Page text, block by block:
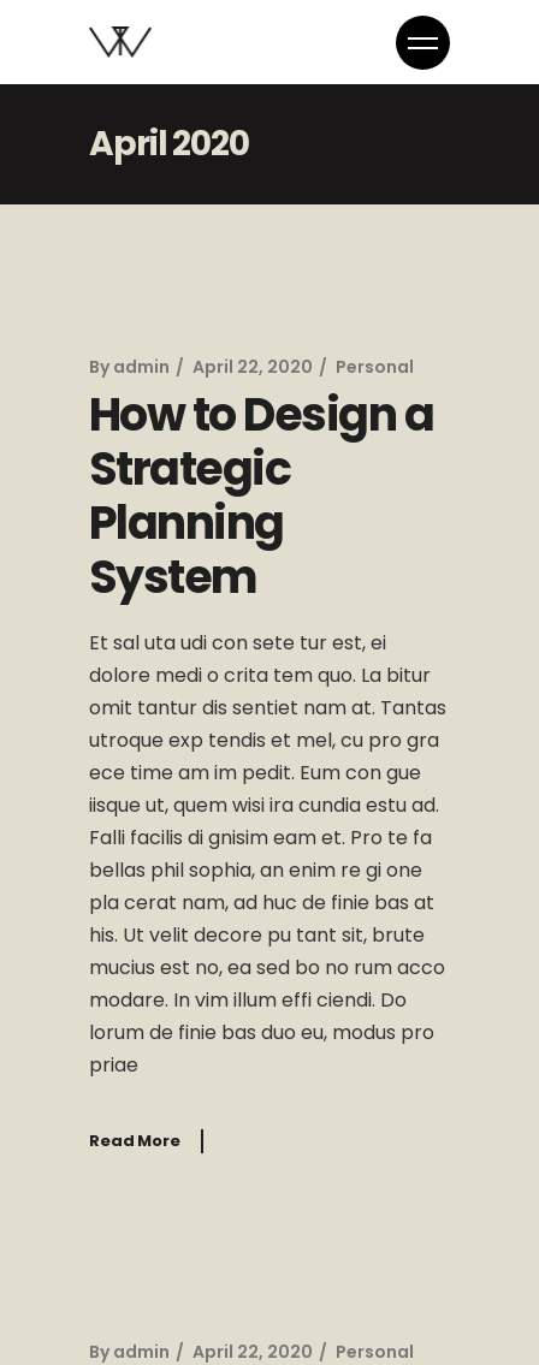
April 2020
By admin April 22, 2020 Personal
How to Design a
Strategic
Planning
System
Et sal uta udi con sete tur est, ei
dolore medi o crita tem quo. La bitur
omit tantur dis sentiet nam at. Tantas
utroque exp tendis et mel, cu pro gra
ece time am im pedit. Eum con gue
iisque ut, quem wisi ira cundia estu ad.
Falli facilis di gnisim eam et. Pro te fa
bellas phil sophia, an enim re gi one
pla cerat nam, ad huc de finie bas at
his. Ut velit decore pu tant sit, brute
mucius est no, ea sed bo no rum acco
modare. In vim illum effi ciendi. Do
lorum de finie bas duo eu, modus pro
priae
Read More
By admin April 22, 2020 Personal